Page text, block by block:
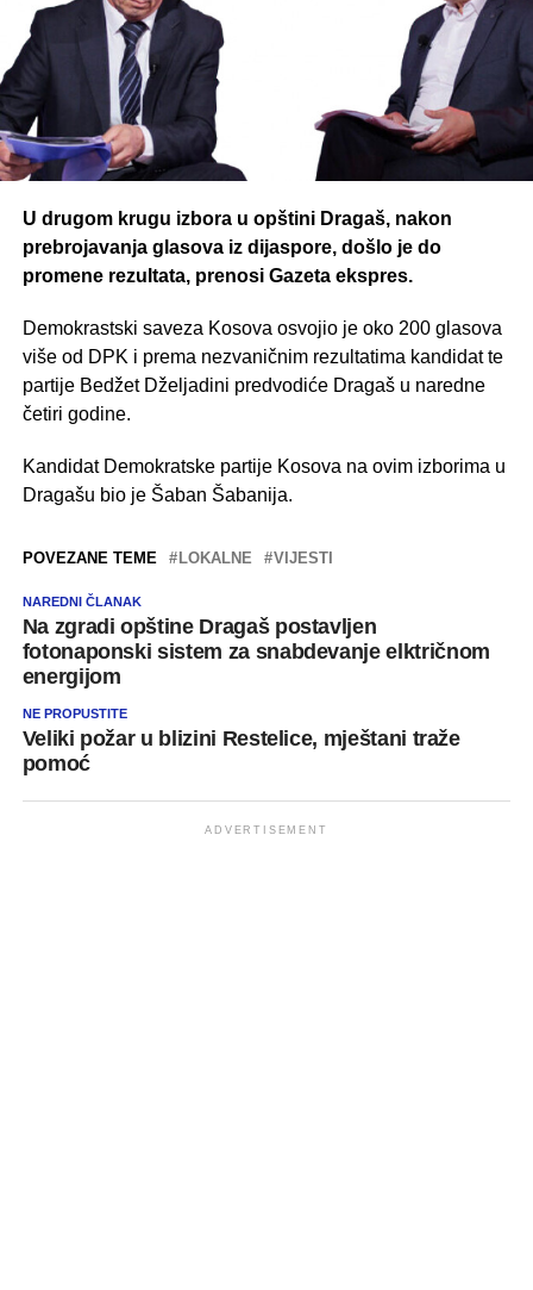
U drugom krugu izbora u opštini Dragaš, nakon
prebrojavanja glasova iz dijaspore, došlo je do
promene rezultata, prenosi Gazeta ekspres.
Demokrastski saveza Kosova osvojio je oko 200 glasova
više od DPK i prema nezvaničnim rezultatima kandidat te
partije Bedžet Dželjadini predvodiće Dragaš u naredne
četiri godine.
Kandidat Demokratske partije Kosova na ovim izborima u
Dragašu bio je Šaban Šabanija.
POVEZANE TEME LOKALNE VIJESTI
NAREDNI ČLANAK
Na zgradi opštine Dragaš postavljen
fotonaponski sistem za snabdevanje elktričnom
energijom
NE PROPUSTITE
Veliki požar u blizini Restelice, mještani traže
pomoć
ADVERTISEMENT